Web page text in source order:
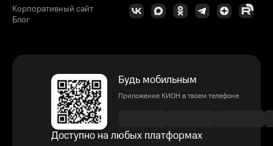
Корпоративный сайт
Блог
Будь мобильным
Приложение КИОН в твоем телефоне
Доступно на любых платформах